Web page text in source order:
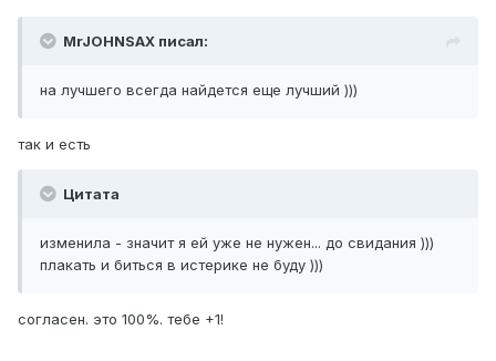
MrJOHNSAX писал:
на лучшего всегда найдется еще лучший )))
так и есть
Цитата
изменила - значит я ей уже не нужен... до свидания )))
плакать и биться в истерике не буду )))
согласен. это 100%. тебе +1!